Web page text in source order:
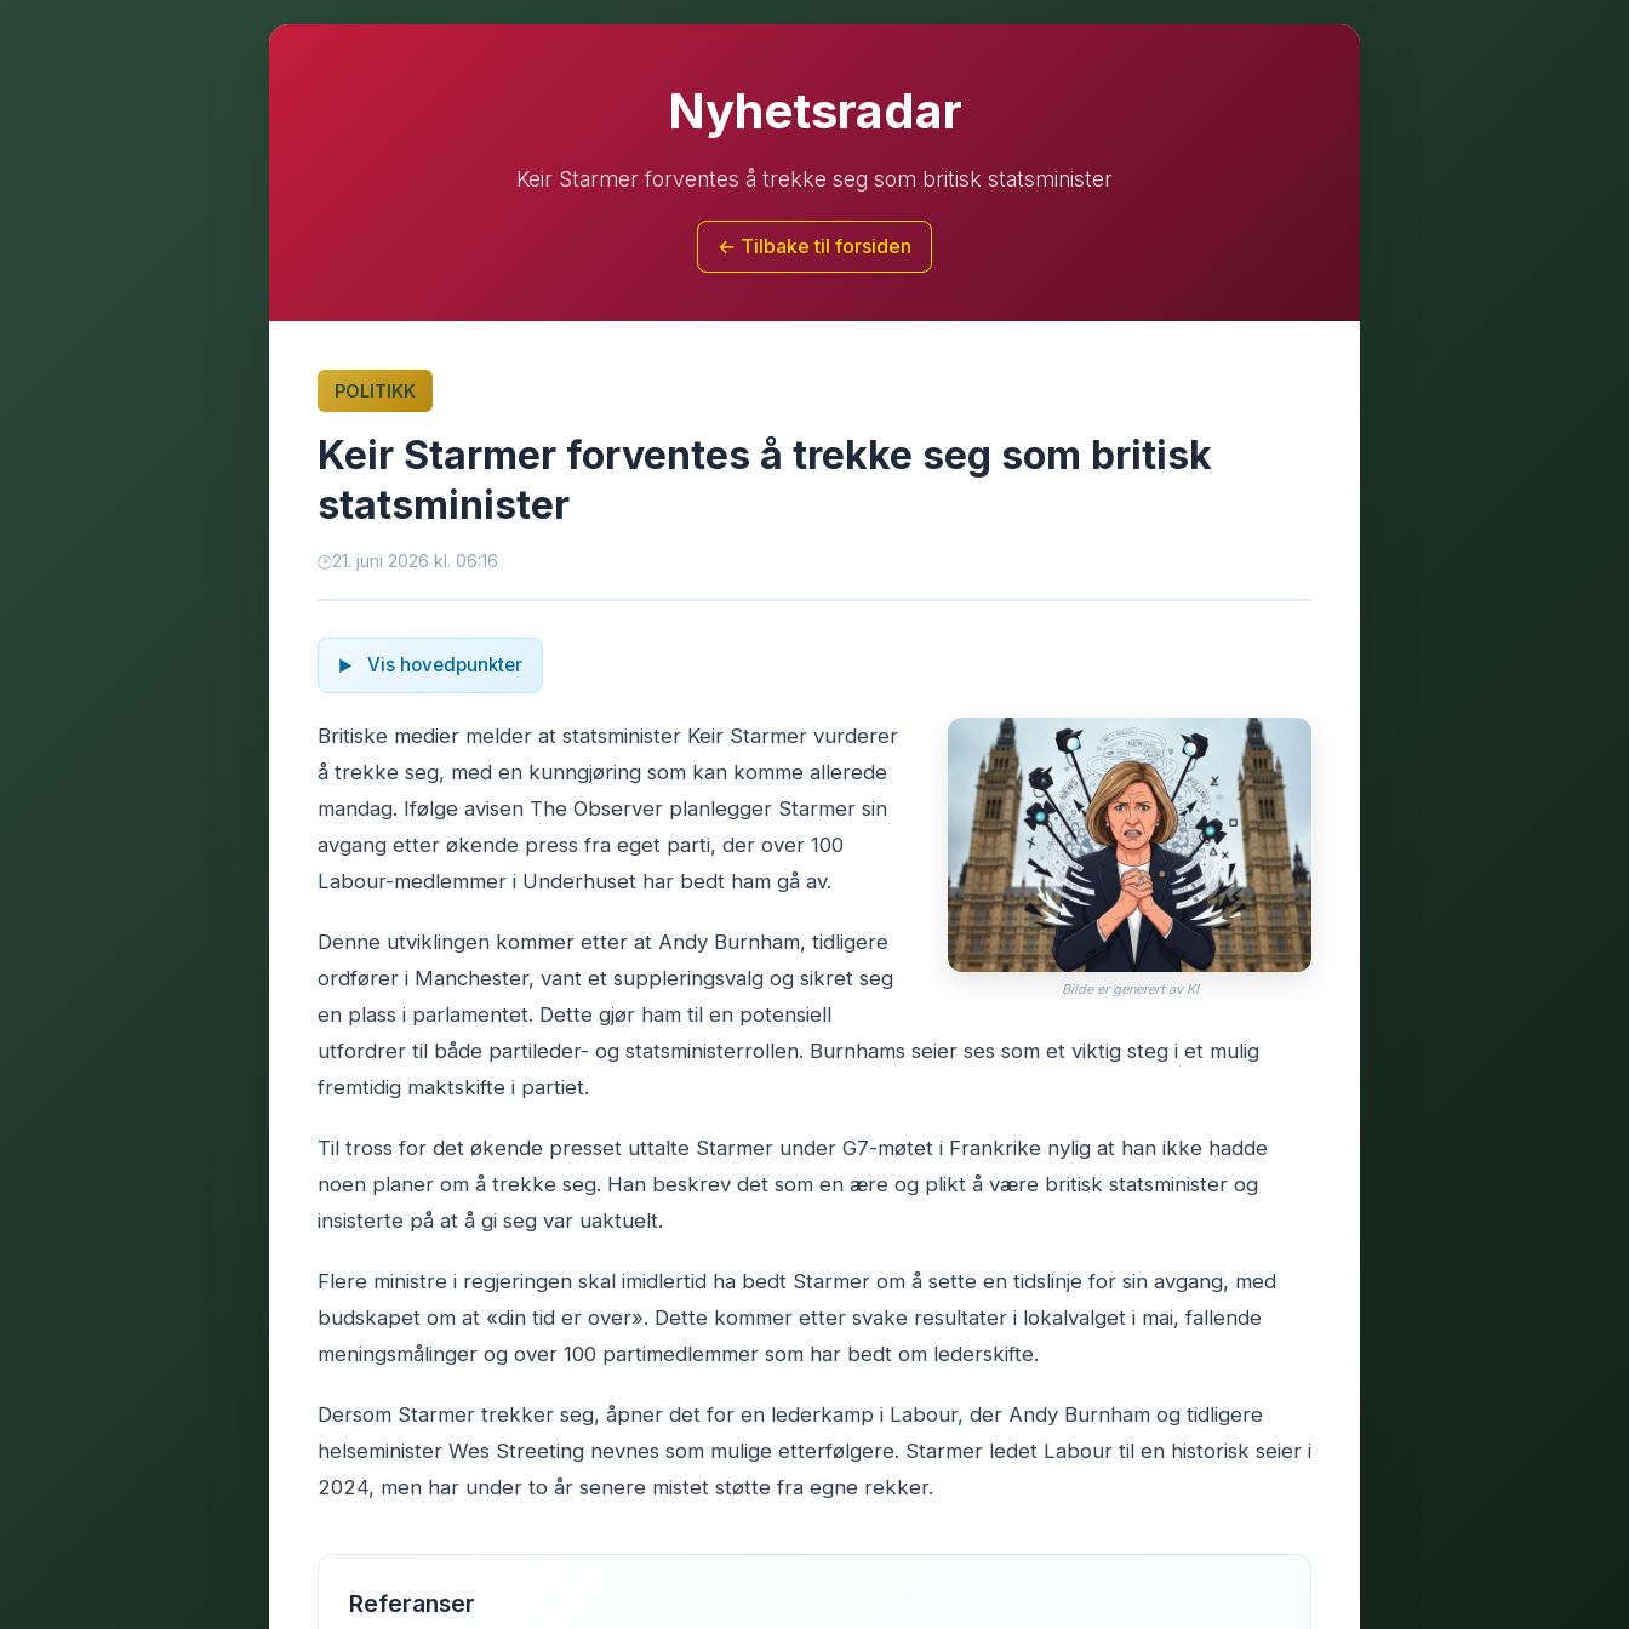
Nyhetsradar
Keir Starmer forventes å trekke seg som britisk statsminister
← Tilbake til forsiden
POLITIKK
Keir Starmer forventes å trekke seg som britisk
statsminister
21. juni 2026 kl. 06:16
Vis hovedpunkter
Bilde er generert av KI
Britiske medier melder at statsminister Keir Starmer vurderer
å trekke seg, med en kunngjøring som kan komme allerede
mandag. Ifølge avisen The Observer planlegger Starmer sin
avgang etter økende press fra eget parti, der over 100
Labour-medlemmer i Underhuset har bedt ham gå av.
Denne utviklingen kommer etter at Andy Burnham, tidligere
ordfører i Manchester, vant et suppleringsvalg og sikret seg
en plass i parlamentet. Dette gjør ham til en potensiell
utfordrer til både partileder- og statsministerrollen. Burnhams seier ses som et viktig steg i et mulig
fremtidig maktskifte i partiet.
Til tross for det økende presset uttalte Starmer under G7-møtet i Frankrike nylig at han ikke hadde
noen planer om å trekke seg. Han beskrev det som en ære og plikt å være britisk statsminister og
insisterte på at å gi seg var uaktuelt.
Flere ministre i regjeringen skal imidlertid ha bedt Starmer om å sette en tidslinje for sin avgang, med
budskapet om at «din tid er over». Dette kommer etter svake resultater i lokalvalget i mai, fallende
meningsmålinger og over 100 partimedlemmer som har bedt om lederskifte.
Dersom Starmer trekker seg, åpner det for en lederkamp i Labour, der Andy Burnham og tidligere
helseminister Wes Streeting nevnes som mulige etterfølgere. Starmer ledet Labour til en historisk seier i
2024, men har under to år senere mistet støtte fra egne rekker.
Referanser